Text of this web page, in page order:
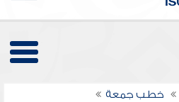
خطب جمعة